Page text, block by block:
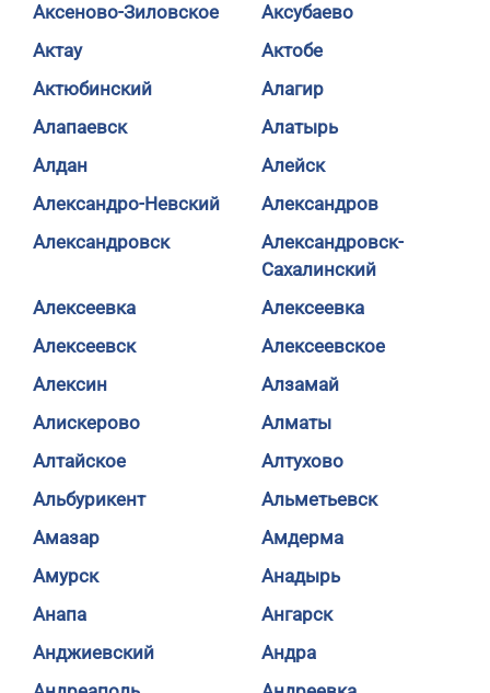
Аксеново-Зиловское
Аксубаево
Актау
Актобе
Актюбинский
Алагир
Алапаевск
Алатырь
Алдан
Алейск
Александро-Невский
Александров
Александровск
Александровск-
Сахалинский
Алексеевка
Алексеевка
Алексеевск
Алексеевское
Алексин
Алзамай
Алискерово
Алматы
Алтайское
Алтухово
Альбурикент
Альметьевск
Амазар
Амдерма
Амурск
Анадырь
Анапа
Ангарск
Анджиевский
Андра